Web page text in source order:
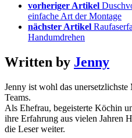
vorheriger Artikel
einfache Art der Montage
nächster Artikel
Handumdrehen
Written by Jenny
Jenny ist wohl das
Teams.
Als Ehefrau, begeisterte Köchin
ihre Erfahrung aus vielen Jahren
die Leser weiter.